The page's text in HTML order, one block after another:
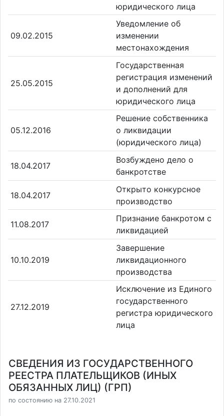
юридического лица
09.02.2015
Уведомление об
изменении
местонахождения
25.05.2015
Государственная
регистрация изменений
и дополнений для
юридического лица
05.12.2016
Решение собственника
о ликвидации
(юридического лица)
18.04.2017
Возбуждено дело о
банкротстве
18.04.2017
Открыто конкурсное
производство
11.08.2017
Признание банкротом с
ликвидацией
10.10.2019
Завершение
ликвидационного
производства
27.12.2019
Исключение из Единого
государственного
регистра юридического
лица
СВЕДЕНИЯ ИЗ ГОСУДАРСТВЕННОГО
РЕЕСТРА ПЛАТЕЛЬЩИКОВ (ИНЫХ
ОБЯЗАННЫХ ЛИЦ) (ГРП)
по состоянию на 27.10.2021